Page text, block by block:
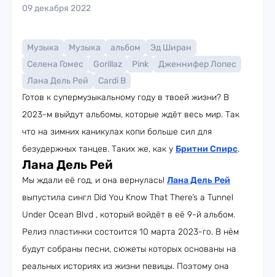
09 декабря 2022
Музыка Музыка альбом
Эд Ширан
Селена Гомес
Gorillaz Pink
Дженнифер Лопес
Лана Дель Рей
Cardi B
Готов к супермузыкальному году в твоей жизни? В
2023-м выйдут альбомы, которые ждёт весь мир. Так
что на зимних каникулах копи больше сил для
безудержных танцев. Таких же, как у Бритни Спирс.
Лана Дель Рей
Мы ждали её год, и она вернулась! Лана Дель Рей
выпустила сингл Did You Know That There’s a Tunnel
Under Ocean Blvd , который войдёт в её 9-й альбом.
Релиз пластинки состоится 10 марта 2023-го. В нём
будут собраны песни, сюжеты которых основаны на
реальных историях из жизни певицы. Поэтому она